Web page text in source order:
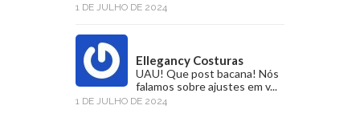
1 DE JULHO DE 2024
Ellegancy Costuras
UAU! Que post bacana! Nós
falamos sobre ajustes em v...
1 DE JULHO DE 2024